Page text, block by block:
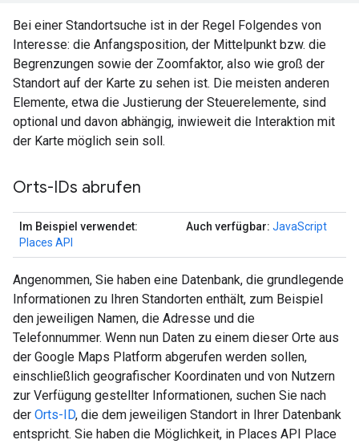
Bei einer Standortsuche ist in der Regel Folgendes von
Interesse: die Anfangsposition, der Mittelpunkt bzw. die
Begrenzungen sowie der Zoomfaktor, also wie groß der
Standort auf der Karte zu sehen ist. Die meisten anderen
Elemente, etwa die Justierung der Steuerelemente, sind
optional und davon abhängig, inwieweit die Interaktion mit
der Karte möglich sein soll.
Orts-IDs abrufen
Im Beispiel verwendet:
Places API
Auch verfügbar: JavaScript
Angenommen, Sie haben eine Datenbank, die grundlegende
Informationen zu Ihren Standorten enthält, zum Beispiel
den jeweiligen Namen, die Adresse und die
Telefonnummer. Wenn nun Daten zu einem dieser Orte aus
der Google Maps Platform abgerufen werden sollen,
einschließlich geografischer Koordinaten und von Nutzern
zur Verfügung gestellter Informationen, suchen Sie nach
der Orts-ID, die dem jeweiligen Standort in Ihrer Datenbank
entspricht. Sie haben die Möglichkeit, in Places API Place